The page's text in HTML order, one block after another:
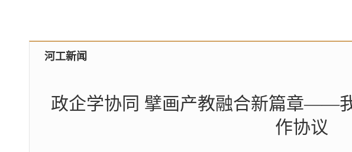
河工新闻
政企学协同 擘画产教融合新篇章——
作协议